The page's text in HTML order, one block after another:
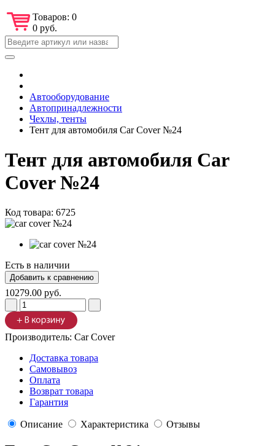
Товаров: 0
0 руб.
Автооборудование
Автопринадлежности
Чехлы, тенты
Тент для автомобиля Car Cover №24
Тент для автомобиля Car
Cover №24
Код товара: 6725
Есть в наличии
10279.00 руб.
Производитель: Car Cover
Доставка товара
Самовывоз
Оплата
Возврат товара
Гарантия
Описание Характеристика Отзывы